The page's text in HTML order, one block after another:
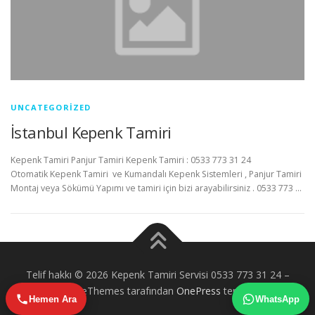
UNCATEGORIZED
İstanbul Kepenk Tamiri
Kepenk Tamiri Panjur Tamiri Kepenk Tamiri : 0533 773 31 24
Otomatik Kepenk Tamiri ve Kumandalı Kepenk Sistemleri , Panjur Tamiri
Montaj veya Sökümü Yapımı ve tamiri için bizi arayabilirsiniz . 0533 773 …
Telif hakkı © 2026 Kepenk Tamiri Servisi 0533 773 31 24 –
FameThemes tarafından OnePress teması
Hemen Ara WhatsApp